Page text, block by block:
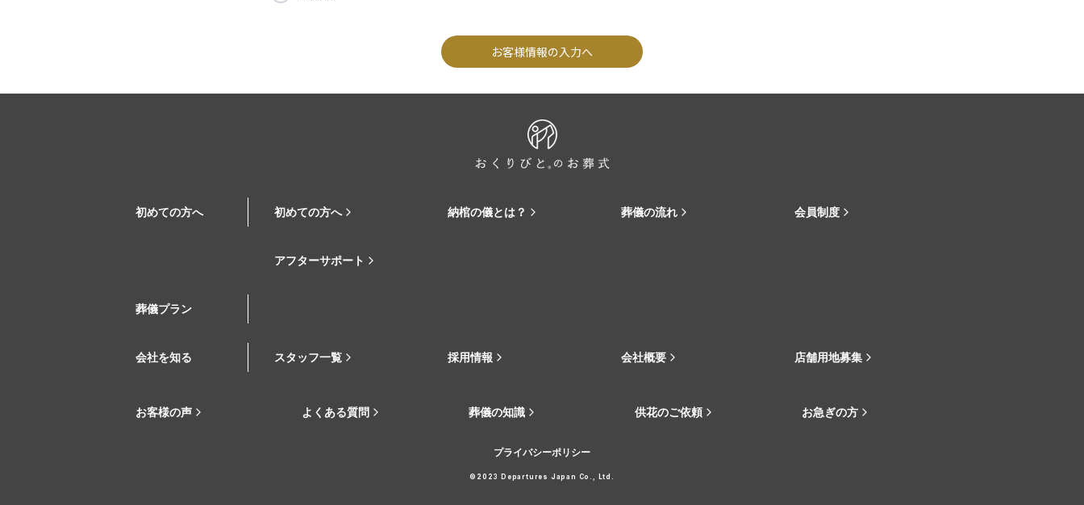
お客様情報の入力へ
初めての方へ 初めての方へ 納棺の儀とは？ 葬儀の流れ 会員制度
アフターサポート
葬儀プラン
会社を知る スタッフ一覧 採用情報 会社概要 店舗用地募集
お客様の声 よくある質問 葬儀の知識 供花のご依頼 お急ぎの方
プライバシーポリシー
©2023 Departures Japan Co., Ltd.